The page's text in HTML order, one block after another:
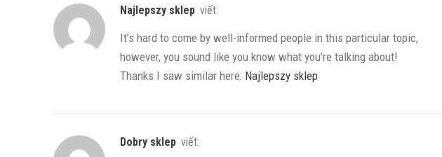
najlepszy sklep viết:
It’s hard to come by well-informed people in this particular topic,
however, you sound like you know what you’re talking about!
Thanks I saw similar here: Najlepszy sklep
dobry sklep viết: